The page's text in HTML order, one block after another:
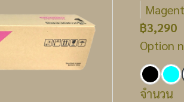
฿3,290
Option
จำนวน